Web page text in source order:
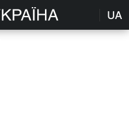
UA